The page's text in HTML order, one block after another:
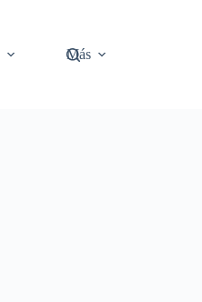
Más